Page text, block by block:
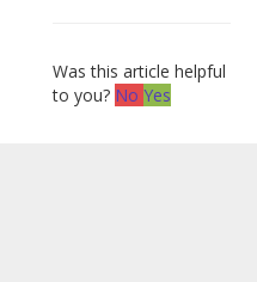
Was this article helpful
to you? No Yes